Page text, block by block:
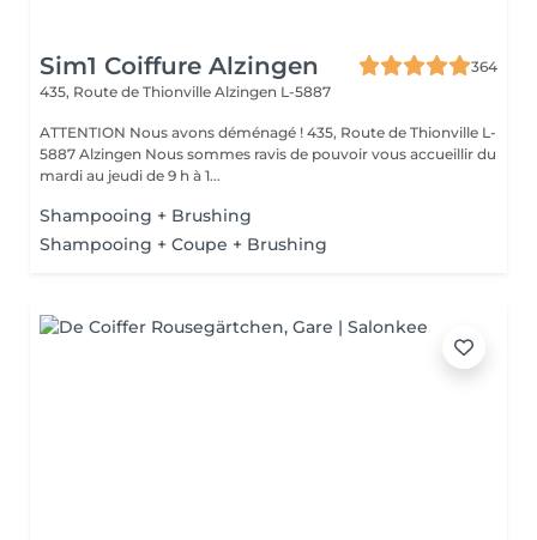
Sim1 Coiffure Alzingen
364
435, Route de Thionville Alzingen L-5887
ATTENTION Nous avons déménagé ! 435, Route de Thionville L-
5887 Alzingen Nous sommes ravis de pouvoir vous accueillir du
mardi au jeudi de 9 h à 1...
Shampooing + Brushing
Shampooing + Coupe + Brushing